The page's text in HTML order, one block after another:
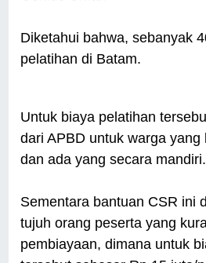
Diketahui bahwa, sebanyak
pelatihan di Batam.
Untuk biaya pelatihan
dari APBD untuk warga yang
dan ada yang secara mandiri.
Sementara bantuan CSR ini
tujuh orang peserta yang
pembiayaan, dimana untuk